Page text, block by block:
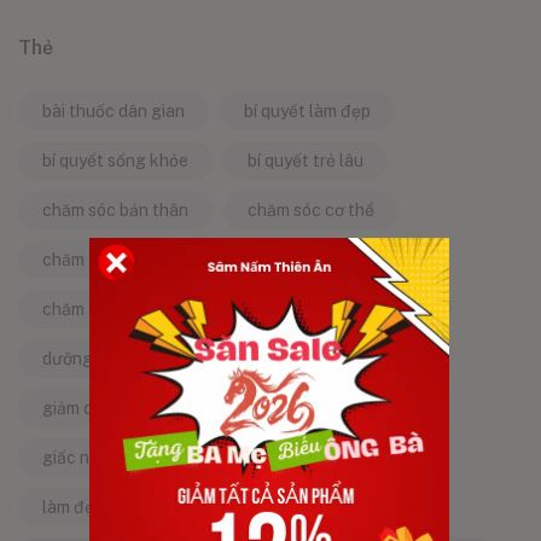
Thẻ
bài thuốc dân gian bí quyết làm đẹp
bí quyết sống khỏe bí quyết trẻ lâu
chăm sóc bản thân chăm sóc cơ thể
chăm sóc da chăm sóc sức khỏe
chăm sóc sức khỏe tự nhiên chống lão hóa
dưỡng da tự nhiên dưỡng sinh
giảm căng thẳng giảm stress
giấc ngủ ngon kinh nghiệm dân gian
làm đẹp từ bên trong làm đẹp tự nhiên